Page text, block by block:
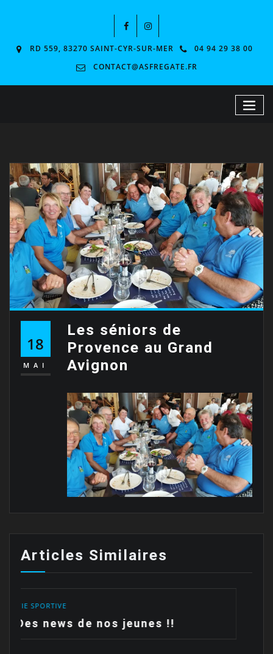
RD 559, 83270 SAINT-CYR-SUR-MER
04 94 29 38 00
CONTACT@ASFREGATE.FR
18
MAI
Les séniors de
Provence au Grand
Avignon
Articles Similaires
!! Les polos sont arrivées !!